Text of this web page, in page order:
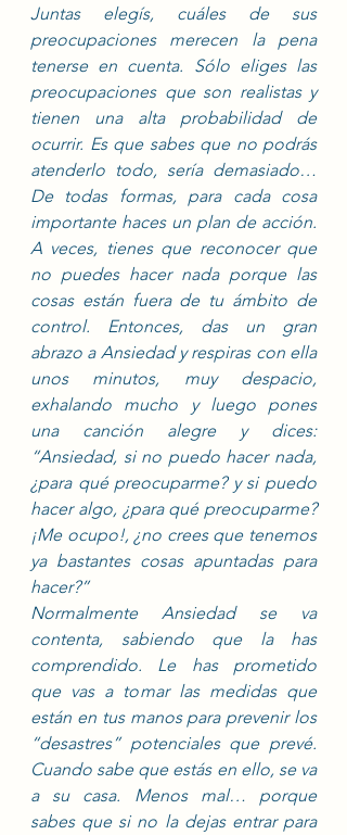
Juntas elegís, cuáles de sus
preocupaciones merecen la pena
tenerse en cuenta. Sólo eliges las
preocupaciones que son realistas y
tienen una alta probabilidad de
ocurrir. Es que sabes que no podrás
atenderlo todo, sería demasiado…
De todas formas, para cada cosa
importante haces un plan de acción.
A veces, tienes que reconocer que
no puedes hacer nada porque las
cosas están fuera de tu ámbito de
control. Entonces, das un gran
abrazo a Ansiedad y respiras con ella
unos minutos, muy despacio,
exhalando mucho y luego pones
una canción alegre y dices:
“Ansiedad, si no puedo hacer nada,
¿para qué preocuparme? y si puedo
hacer algo, ¿para qué preocuparme?
¡Me ocupo!, ¿no crees que tenemos
ya bastantes cosas apuntadas para
hacer?”
Normalmente Ansiedad se va
contenta, sabiendo que la has
comprendido. Le has prometido
que vas a tomar las medidas que
están en tus manos para prevenir los
“desastres” potenciales que prevé.
Cuando sabe que estás en ello, se va
a su casa. Menos mal… porque
sabes que si no la dejas entrar para